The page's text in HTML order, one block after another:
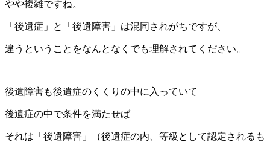
やや複雑ですね。
「後遺症」と「後遺障害」は混同されがちですが、
違うということをなんとなくでも理解されてください。
後遺障害も後遺症のくくりの中に入っていて
後遺症の中で条件を満たせば
それは「後遺障害」（後遺症の内、等級として認定されるも